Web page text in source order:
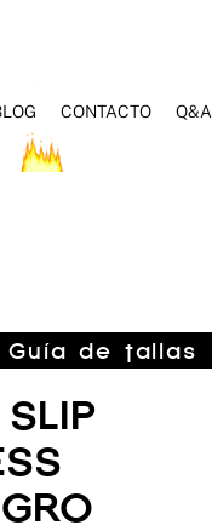
Guía de tallas
CONTACTO Q&A